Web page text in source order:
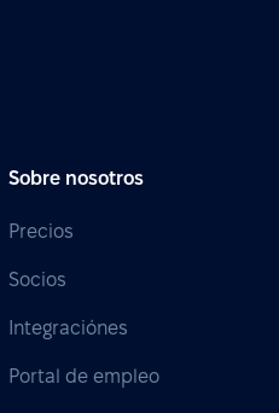
Sobre nosotros
Precios
Socios
Integraciónes
Portal de empleo